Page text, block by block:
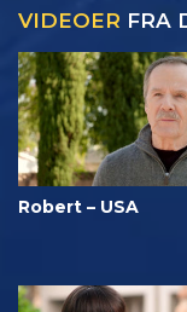
VIDEOER FRA
Robert – USA